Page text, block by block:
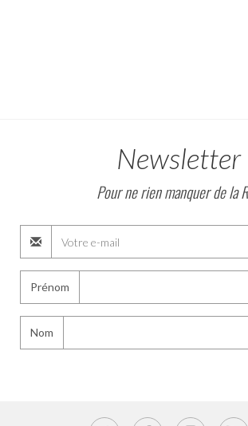
Newsletter
Pour ne rien manquer de la
Prénom
Nom